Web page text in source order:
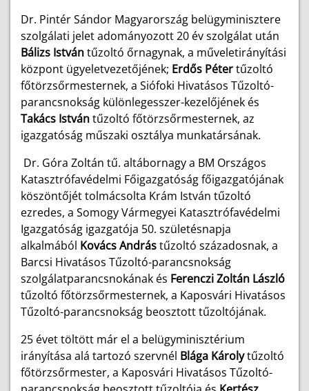
Dr. Pintér Sándor Magyarország belügyminisztere
szolgálati jelet adományozott 20 év szolgálat után
Bálizs Istvántűzoltó őrnagynak, a műveletirányítási
központ ügyeletvezetőjének; Erdős Pétertűzoltó
főtörzsőrmesternek, a Siófoki Hivatásos Tűzoltó-
parancsnokság különlegesszer-kezelőjének és
Takács Istvántűzoltó főtörzsőrmesternek, az
igazgatóság műszaki osztálya munkatársának.
Dr. Góra Zoltán tű. altábornagy a BM Országos
Katasztrófavédelmi Főigazgatóság főigazgatójának
köszöntőjét tolmácsolta Krám István tűzoltó
ezredes, a Somogy Vármegyei Katasztrófavédelmi
Igazgatóság igazgatója 50. születésnapja
alkalmából Kovács Andrástűzoltó századosnak, a
Barcsi Hivatásos Tűzoltó-parancsnokság
szolgálatparancsnokának és Ferenczi Zoltán László
tűzoltó főtörzsőrmesternek, a Kaposvári Hivatásos
Tűzoltó-parancsnokság beosztott tűzoltójának.
25 évet töltött már el a belügyminisztérium
irányítása alá tartozó szervnél Blága Károlytűzoltó
főtörzsőrmester, a Kaposvári Hivatásos Tűzoltó-